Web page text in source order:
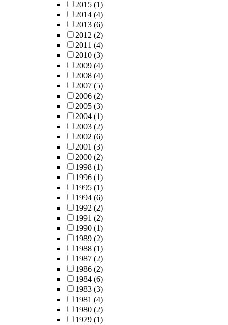
2015 (1)
2014 (4)
2013 (6)
2012 (2)
2011 (4)
2010 (3)
2009 (4)
2008 (4)
2007 (5)
2006 (2)
2005 (3)
2004 (1)
2003 (2)
2002 (6)
2001 (3)
2000 (2)
1998 (1)
1996 (1)
1995 (1)
1994 (6)
1992 (2)
1991 (2)
1990 (1)
1989 (2)
1988 (1)
1987 (2)
1986 (2)
1984 (6)
1983 (3)
1981 (4)
1980 (2)
1979 (1)